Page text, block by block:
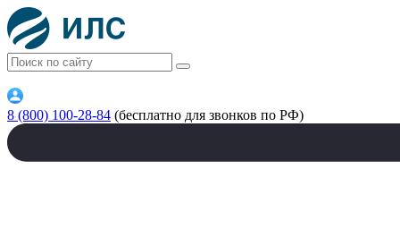
8 (800) 100-28-84 (бесплатно для звонков по РФ)